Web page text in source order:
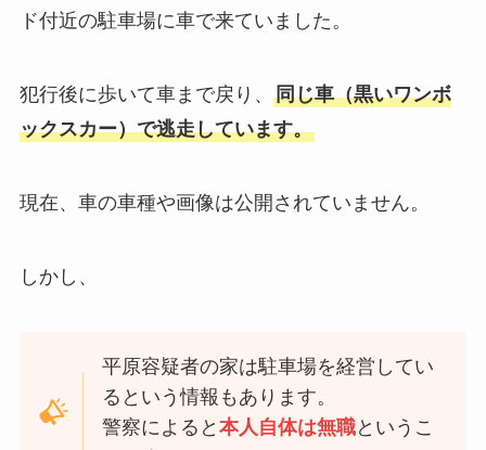
ド付近の駐車場に車で来ていました。
犯行後に歩いて車まで戻り、 同じ車（黒いワンボ
ックスカー）で逃走しています。
現在、車の車種や画像は公開されていません。
しかし、
平原容疑者の家は駐車場を経営してい
るという情報もあります。
警察によると本人自体は無職というこ